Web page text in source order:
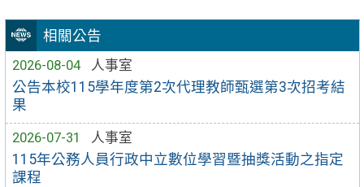
相關公告
2026-08-04
人事室
公告本校115學年度第2次代理教師甄選第3次招考結
果
2026-07-31
人事室
115年公務人員行政中立數位學習暨抽獎活動之指定
課程